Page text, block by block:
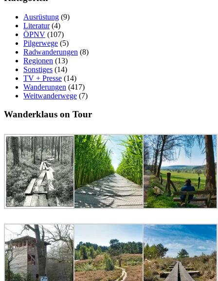
Ausrüstung (9)
Literatur(4)
ÖPNV (107)
Pilgerwege (5)
Radwanderungen (8)
Regionen (13)
Sonstiges (14)
TV + Presse (14)
Wanderungen (417)
Weitwanderwege (7)
Wanderklaus on Tour